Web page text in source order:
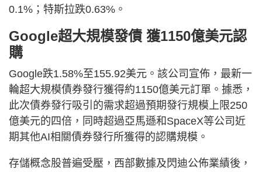
0.1%；特斯拉跌0.63%。
Google超大規模發債 獲1150億美元認
購
Google跌1.58%至155.92美元。該公司宣佈，最新一
輪超大規模債券發行獲得約1150億美元訂單。據悉，
此次債券發行吸引的需求超過預期發行規模上限250
億美元的四倍，同時超過亞馬遜和SpaceX等公司近
期其他AI相關債券發行所獲得的認購規模。
存儲概念股普遍受壓，西部數據及閃迪公佈業績後，